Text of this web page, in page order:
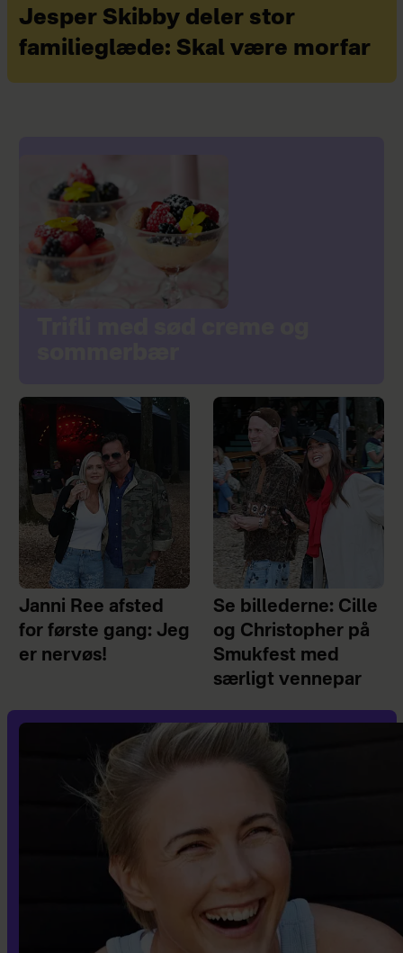
Jesper Skibby deler stor
familieglæde: Skal være morfar
Janni Ree afsted
for første gang: Jeg
er nervøs!
Se billederne: Cille
og Christopher på
Smukfest med
særligt vennepar